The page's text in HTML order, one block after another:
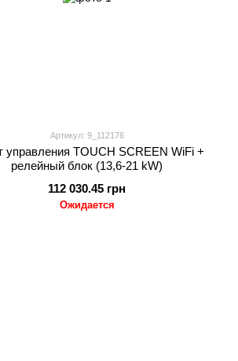
Артикул: 9_112176
управления TOUCH SCREEN WiFi +
релейный блок (13,6-21 kW)
112 030.45 грн
Ожидается